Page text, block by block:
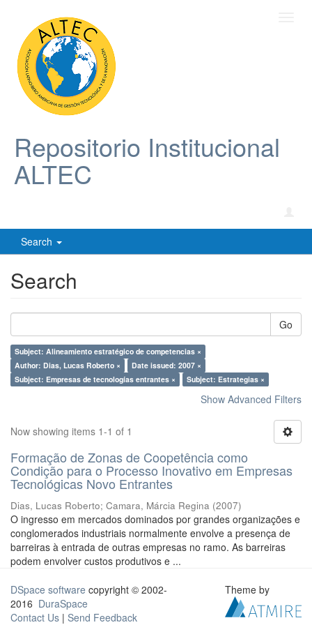
Repositorio Institucional
ALTEC
Search
Search
Go
Subject: Alineamiento estratégico de competencias ×
Author: Dias, Lucas Roberto ×
Date issued: 2007 ×
Subject: Empresas de tecnologías entrantes ×
Subject: Estrategias ×
Show Advanced Filters
Now showing items 1-1 of 1
Formação de Zonas de Coopetência como
Condição para o Processo Inovativo em Empresas
Tecnológicas Novo Entrantes
Dias, Lucas Roberto; Camara, Márcia Regina (2007)
O ingresso em mercados dominados por grandes organizações e
conglomerados industriais normalmente envolve a presença de
barreiras à entrada de outras empresas no ramo. As barreiras
podem envolver custos produtivos e ...
DSpace software copyright © 2002-
2016 DuraSpace
Contact Us | Send Feedback
Theme by